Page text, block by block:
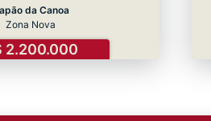
da Canoa
Zona Nova
2.200.000